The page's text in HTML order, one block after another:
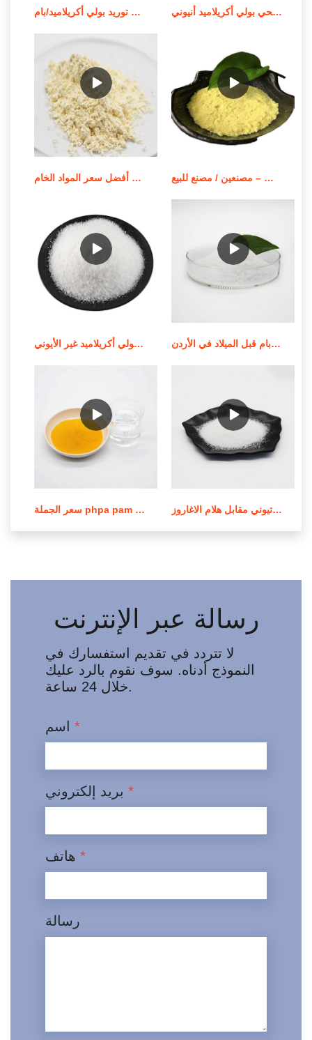
توريد بولي أكريلاميد/بام MSDS لمعالجة المياه في الصين الشركة المصنعة للمواد الكيميائية لمعالجة مياه الصرف الصحي بولي أكريلاميد أنيوني
أفضل سعر المواد الخام apam/مسحوق بولي أكريلاميد أنيوني بوليمر بولي أكريلاميد قابل للذوبان في الزيت – مصنعين / مصنع للبيع
استخدام وإشعار تطبيق بولي أكريلاميد غير الأيوني جودة عالية من الموردين الندف بام قبل الميلاد في الأردن
سعر الجملة phpa pam بولي أكريلاميد في لبنان عملية صنع بولي أكريلاميد الكاتيوني مقابل هلام الاغاروز
رسالة عبر الإنترنت
لا تتردد في تقديم استفسارك في
النموذج أدناه. سوف نقوم بالرد عليك
خلال 24 ساعة.
*
*
*
رسالة